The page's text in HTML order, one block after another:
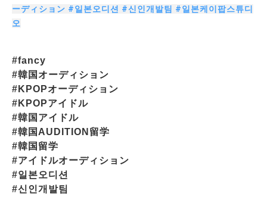
ーディション #일본오디션 #신인개발팀 #일본케이팝스튜디
오
#fancy
#韓国オーディション
#KPOPオーディション
#KPOPアイドル
#韓国アイドル
#韓国AUDITION留学
#韓国留学
#アイドルオーディション
#일본오디션
#신인개발팀